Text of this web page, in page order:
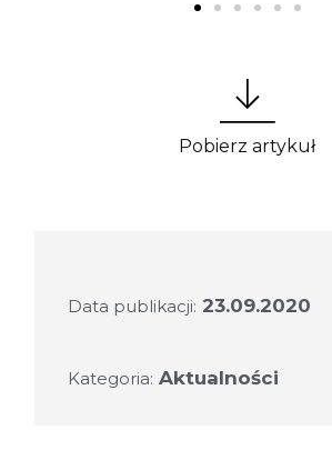
Pobierz artykuł
Data publikacji: 23.09.2020
Kategoria: Aktualności